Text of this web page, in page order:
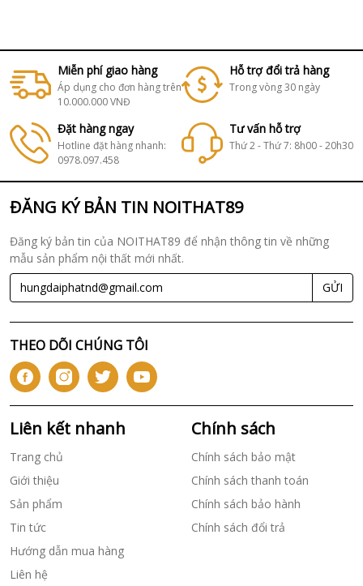
Miễn phí giao hàng
Áp dụng cho đơn hàng trên
10.000.000 VNĐ
Hỗ trợ đổi trả hàng
Trong vòng 30 ngày
Đặt hàng ngay
Hotline đặt hàng nhanh:
0978.097.458
Tư vấn hỗ trợ
Thứ 2 - Thứ 7: 8h00 - 20h30
ĐĂNG KÝ BẢN TIN NOITHAT89
Đăng ký bản tin của NOITHAT89 để nhận thông tin về những
mẫu sản phẩm nội thất mới nhất.
GỬI
THEO DÕI CHÚNG TÔI
Liên kết nhanh
Trang chủ
Giới thiệu
Sản phẩm
Tin tức
Hướng dẫn mua hàng
Liên hệ
Chính sách
Chính sách bảo mật
Chính sách thanh toán
Chính sách bảo hành
Chính sách đổi trả